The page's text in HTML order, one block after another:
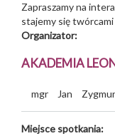
Zapraszamy na
stajemy się
Organizator:
AKADEMIA
mgr Jan
Miejsce spotkania: